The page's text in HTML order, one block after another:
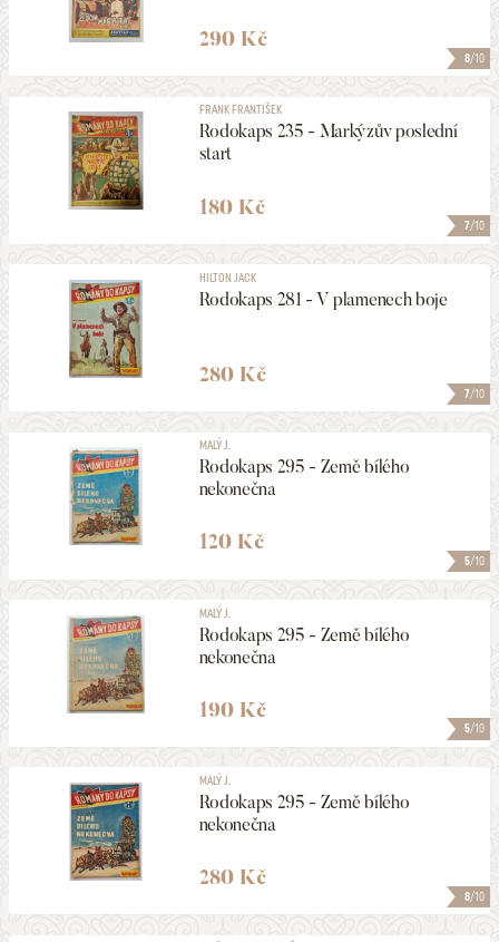
8/10
290 Kč
7/10
FRANK FRANTIŠEK
Rodokaps 235 - Markýzův poslední
start
180 Kč
7/10
HILTON JACK
Rodokaps 281 - V plamenech boje
280 Kč
5/10
MALÝ J.
Rodokaps 295 - Země bílého
nekonečna
120 Kč
5/10
MALÝ J.
Rodokaps 295 - Země bílého
nekonečna
190 Kč
8/10
MALÝ J.
Rodokaps 295 - Země bílého
nekonečna
280 Kč